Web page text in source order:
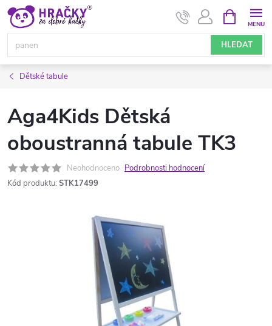
Přejít
obsah
HLEDAT
NÁKUPNÍ
KOŠÍK
Dětské tabule
Aga4Kids Dětská
oboustranná tabule TK3
Neohodnoceno Podrobnosti hodnocení
Kód produktu: STK17499